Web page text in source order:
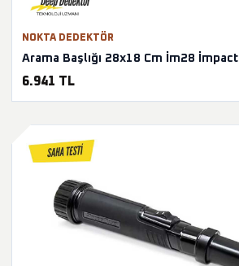
NOKTA DEDEKTÖR
Arama Başlığı 28x18 Cm İm28 İmpact
6.941 TL